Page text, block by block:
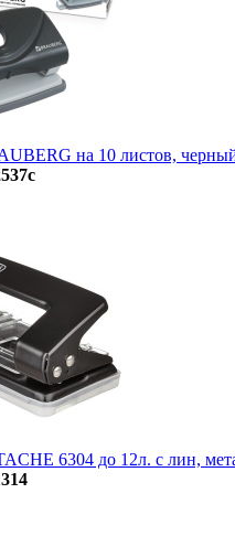
на 10 листов,
6304 до 12л. с лин,